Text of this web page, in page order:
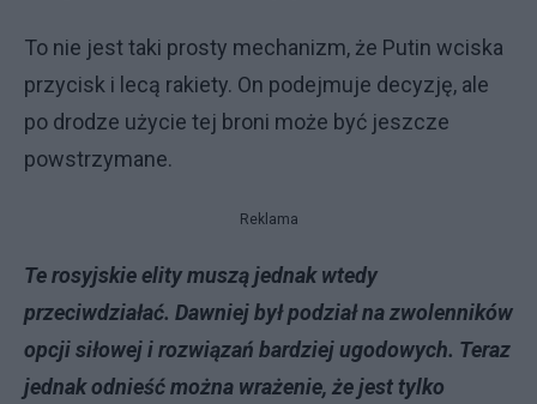
To nie jest taki prosty mechanizm, że Putin wciska
przycisk i lecą rakiety. On podejmuje decyzję, ale
po drodze użycie tej broni może być jeszcze
powstrzymane.
Reklama
Te rosyjskie elity muszą jednak wtedy
przeciwdziałać. Dawniej był podział na zwolenników
opcji siłowej i rozwiązań bardziej ugodowych. Teraz
jednak odnieść można wrażenie, że jest tylko